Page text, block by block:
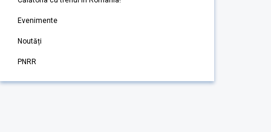
Evenimente
Noutăți
PNRR